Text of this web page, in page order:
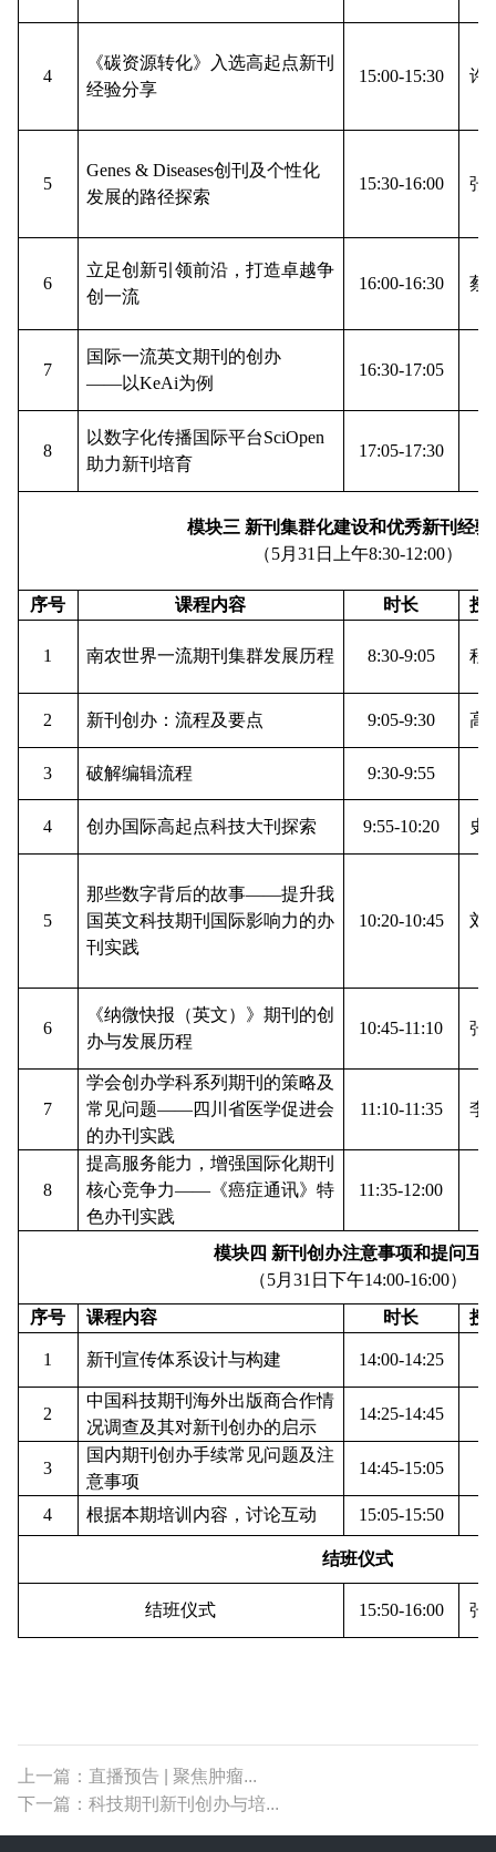
4
《碳资源转化》入选高起点新刊
经验分享
15:00-15:30 许
5
Genes & Diseases创刊及个性化
发展的路径探索
15:30-16:00 张
6
立足创新引领前沿，打造卓越争
创一流
16:00-16:30 蔡
7
国际一流英文期刊的创办
——以KeAi为例
16:30-17:05
8
以数字化传播国际平台SciOpen
助力新刊培育
17:05-17:30
模块三 新刊集群化建设和优秀新刊经
（5月 31 日上午8:30-12:00）
序号 课程内容 时长 授
1 南农世界一流期刊集群发展历程 8:30-9:05 程
2 新刊创办：流程及要点 9:05-9:30 高
3 破解编辑流程 9:30-9:55
4 创办国际高起点科技大刊探索 9:55-10:20 史
5
那些数字背后的故事——提升我
国英文科技期刊国际影响力的办
刊实践
10:20-10:45 刘
6
《纳微快报（英文）》期刊的创
办与发展历程
10:45-11:10 张
7
学会创办学科系列期刊的策略及
常见问题——四川省医学促进会
的办刊实践
11:10-11:35 李
8
提高服务能力，增强国际化期刊
核心竞争力——《癌症通讯》特
色办刊实践
11:35-12:00
模块四 新刊创办注意事项和提问互
（5月 31 日下午14:00-16:00）
序号
课程内容 时长 授
1 新刊宣传体系设计与构建 14:00-14:25
2
中国科技期刊海外出版商合作情
况调查及其对新刊创办的启示
14:25-14:45
3
国内期刊创办手续常见问题及注
意事项
14:45-1 5:05
4 根据本期培训内容，讨论互动 1 5:05-1 5:50
结班仪式
结班仪式 1 5:50-16:00 张
上一篇：直播预告 | 聚焦肿瘤...
下一篇：科技期刊新刊创办与培...